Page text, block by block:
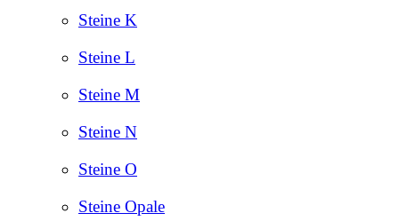
Steine K
Steine L
Steine M
Steine N
Steine O
Steine Opale